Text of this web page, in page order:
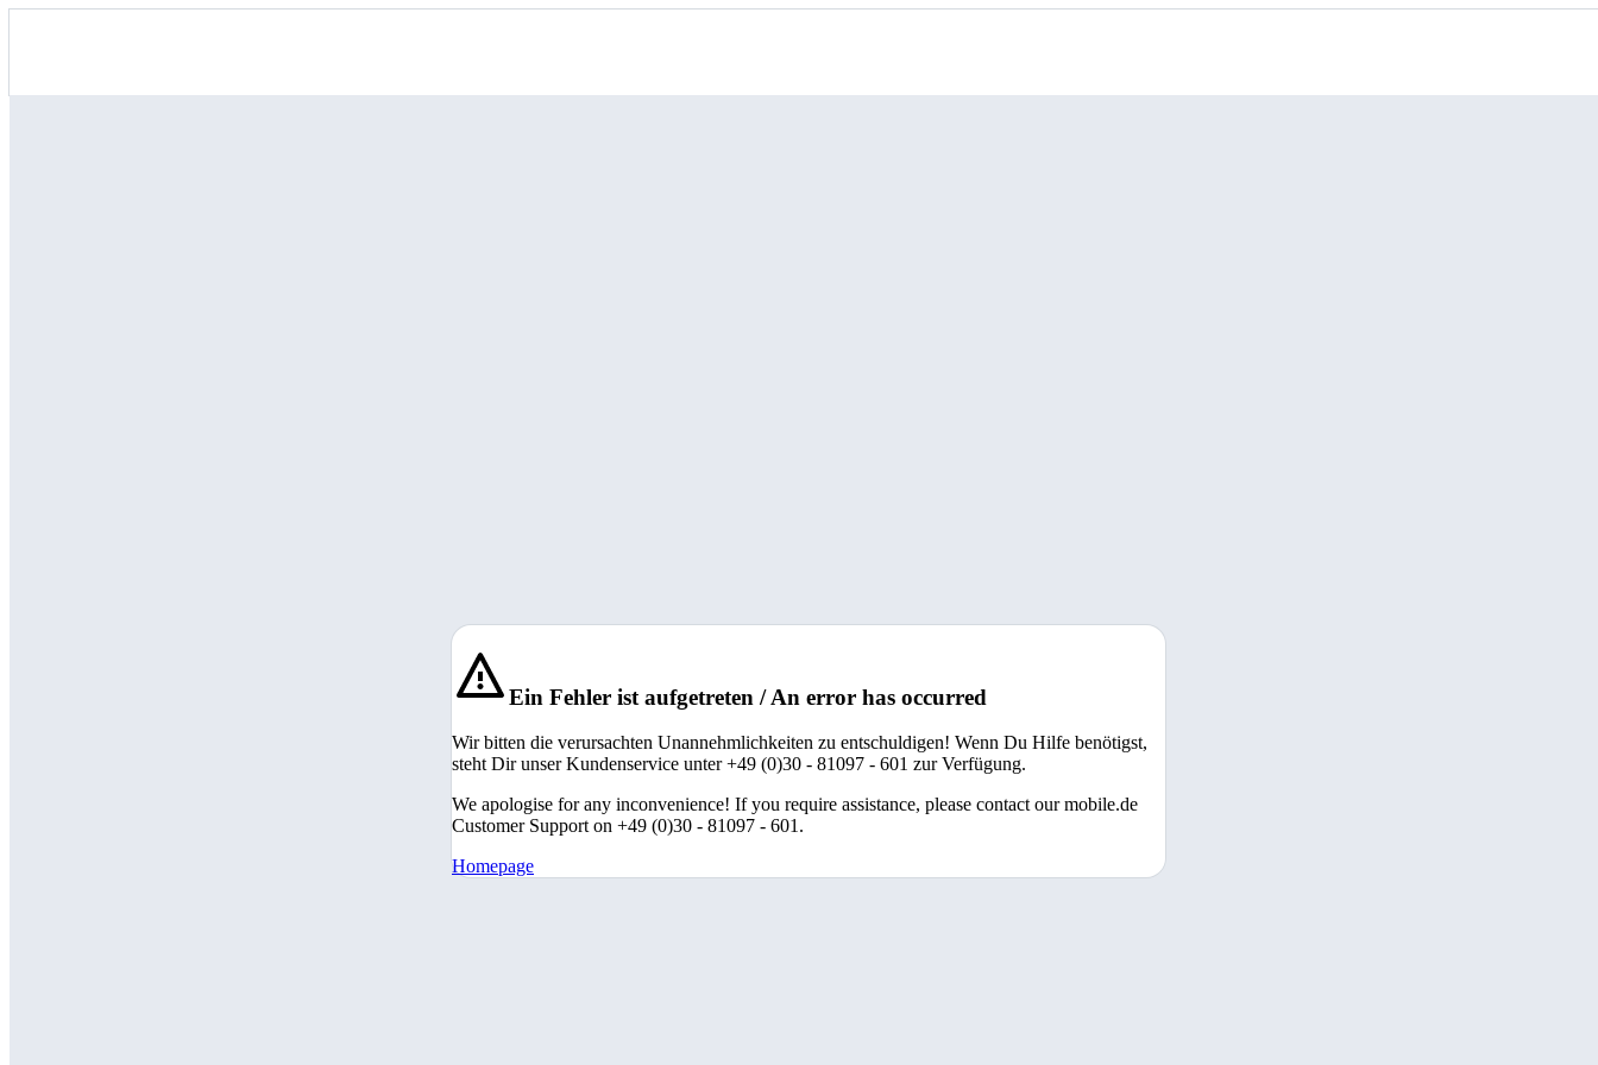
Ein Fehler ist aufgetreten / An error has occurred
Wir bitten die verursachten Unannehmlichkeiten zu entschuldigen! Wenn Du Hilfe benötigst,
steht Dir unser Kundenservice unter +49 (0)30 - 81097 - 601 zur Verfügung.
We apologise for any inconvenience! If you require assistance, please contact our mobile.de
Customer Support on +49 (0)30 - 81097 - 601.
Homepage